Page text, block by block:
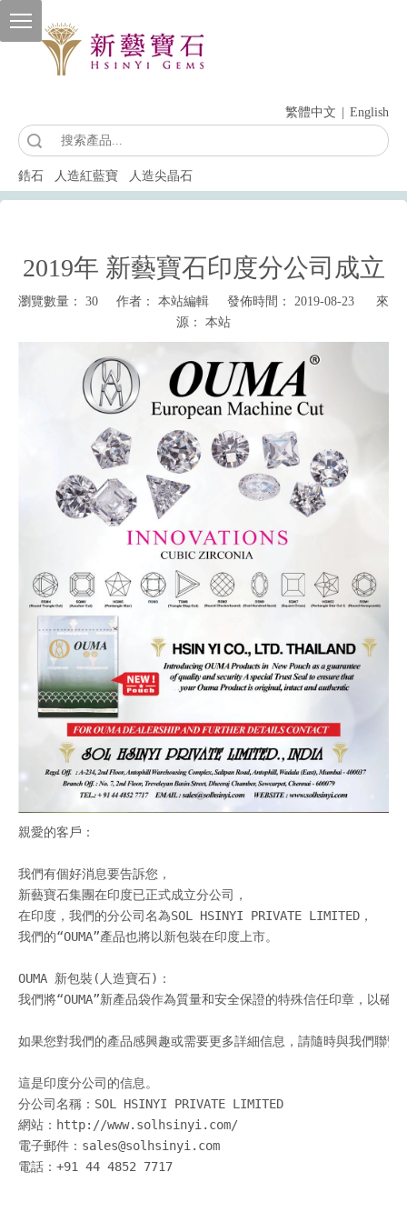
繁體中文 English
鋯石 人造紅藍寶 人造尖晶石
2019年 新藝寶石印度分公司成立
瀏覽數量： 30 作者： 本站編輯 發佈時間： 2019-08-23 來
源： 本站
親愛的客戶：
我們有個好消息要告訴您，
新藝寶石集團在印度已正式成立分公司，
在印度，我們的分公司名為SOL HSINYI PRIVATE LIMITED，
我們的“OUMA”產品也將以新包裝在印度上市。
OUMA 新包裝(人造寶石)：
我們將“OUMA”新產品袋作為質量和安全保證的特殊信任印章，以確
如果您對我們的產品感興趣或需要更多詳細信息，請隨時與我們聯繫
這是印度分公司的信息。
分公司名稱：SOL HSINYI PRIVATE LIMITED
網站：http://www.solhsinyi.com/
電子郵件：sales@solhsinyi.com
電話：+91 44 4852 7717